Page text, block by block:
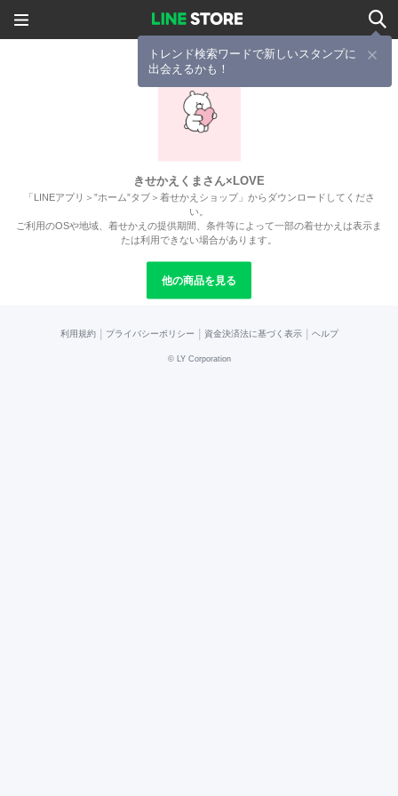
トレンド検索ワードで新しいスタンプに
出会えるかも！
きせかえくまさん×LOVE
「LINEアプリ＞”ホーム”タブ＞着せかえショップ」からダウンロードしてくださ
い。
ご利用のOSや地域、着せかえの提供期間、条件等によって一部の着せかえは表示ま
たは利用できない場合があります。
他の商品を見る
利用規約 プライバシーポリシー 資金決済法に基づく表示 ヘルプ
© LY Corporation